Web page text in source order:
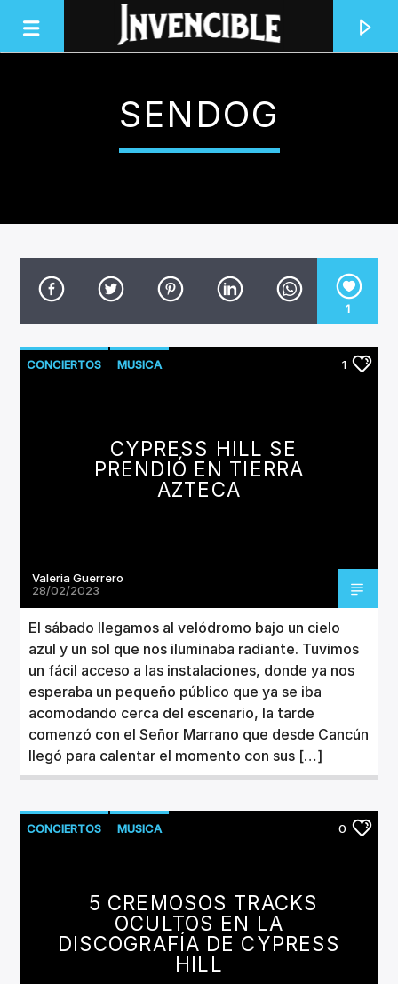
INVENCIBLE RADIO
JUNTOS SOMOS INVENCIBLES
Invencible Radio
SENDOG
1
CONCIERTOS MUSICA 1
CYPRESS HILL SE
PRENDIÓ EN TIERRA
AZTECA
Valeria Guerrero
28/02/2023
El sábado llegamos al velódromo bajo un cielo
azul y un sol que nos iluminaba radiante. Tuvimos
un fácil acceso a las instalaciones, donde ya nos
esperaba un pequeño público que ya se iba
acomodando cerca del escenario, la tarde
comenzó con el Señor Marrano que desde Cancún
llegó para calentar el momento con sus […]
CONCIERTOS MUSICA 0
5 CREMOSOS TRACKS
OCULTOS EN LA
DISCOGRAFÍA DE CYPRESS
HILL